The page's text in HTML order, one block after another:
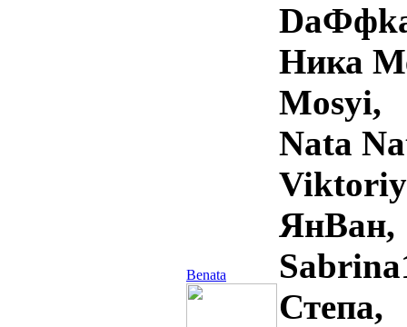
Benata
Ника
Mosyi,
Nata
ЯнВан,
Степа,